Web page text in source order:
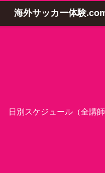
海外サッカー体験
日別スケジュール（全講師